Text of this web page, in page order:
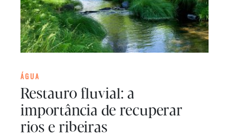
ÁGUA
Restauro fluvial: a
importância de recuperar
rios e ribeiras